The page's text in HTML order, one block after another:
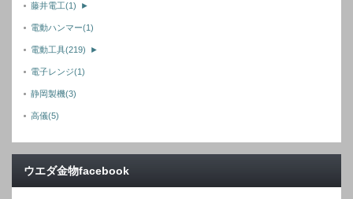
藤井電工(1) ►
電動ハンマー(1)
電動工具(219) ►
電子レンジ(1)
静岡製機(3)
高儀(5)
ウエダ金物facebook